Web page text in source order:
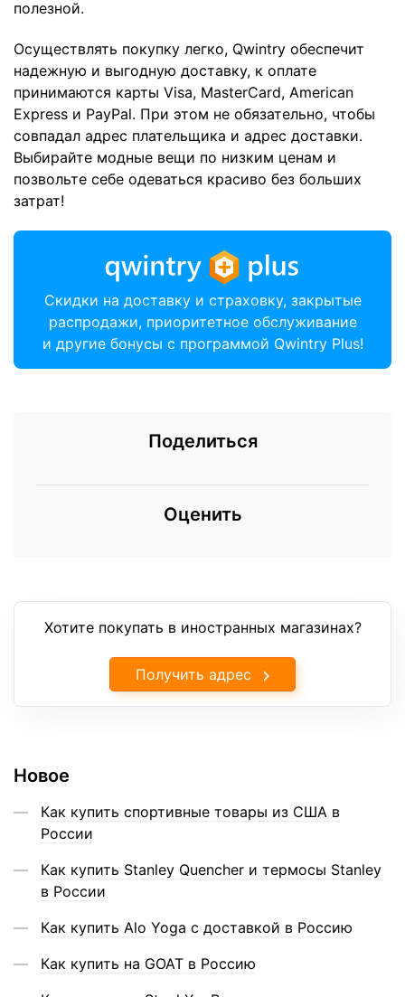
полезной.
Осуществлять покупку легко, Qwintry обеспечит
надежную и выгодную доставку, к оплате
принимаются карты Visa, MasterCard, American
Express и PayPal. При этом не обязательно, чтобы
совпадал адрес плательщика и адрес доставки.
Выбирайте модные вещи по низким ценам и
позвольте себе одеваться красиво без больших
затрат!
Скидки на доставку и страховку, закрытые
распродажи, приоритетное обслуживание
и другие бонусы с программой Qwintry Plus!
Поделиться
Оценить
Хотите покупать в иностранных магазинах?
Получить адрес
Новое
Как купить спортивные товары из США в
России
Как купить Stanley Quencher и термосы Stanley
в России
Как купить Alo Yoga с доставкой в Россию
Как купить на GOAT в Россию